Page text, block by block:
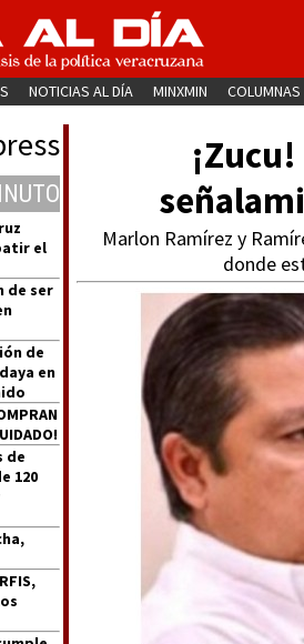
NOTICIAS AL DÍA MINXMIN COLUMNAS
el
de ser
de
en
de
120
Marlon Ramírez y
donde